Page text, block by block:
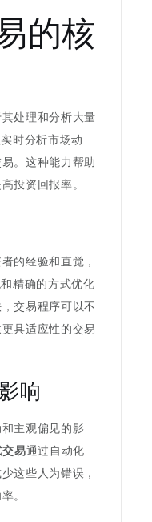
的核
处理和分析大量
时分析市场动
。这种能力帮助
投资回报率。
的经验和直觉，
精确的方式优化
交易程序可以不
具适应性的交易
响
主观偏见的影
易通过自动化
这些人为错误，
。